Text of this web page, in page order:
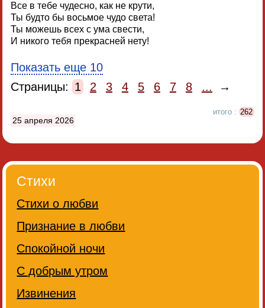
Все в тебе чудесно, как не крути,
Ты будто бы восьмое чудо света!
Ты можешь всех с ума свести,
И никого тебя прекрасней нету!
Показать еще 10
Страницы: 1 2 3 4 5 6 7 8 ... →
итого : 262
25 апреля 2026
Стихи
Стихи о любви
Признание в любви
Спокойной ночи
С добрым утром
Извинения